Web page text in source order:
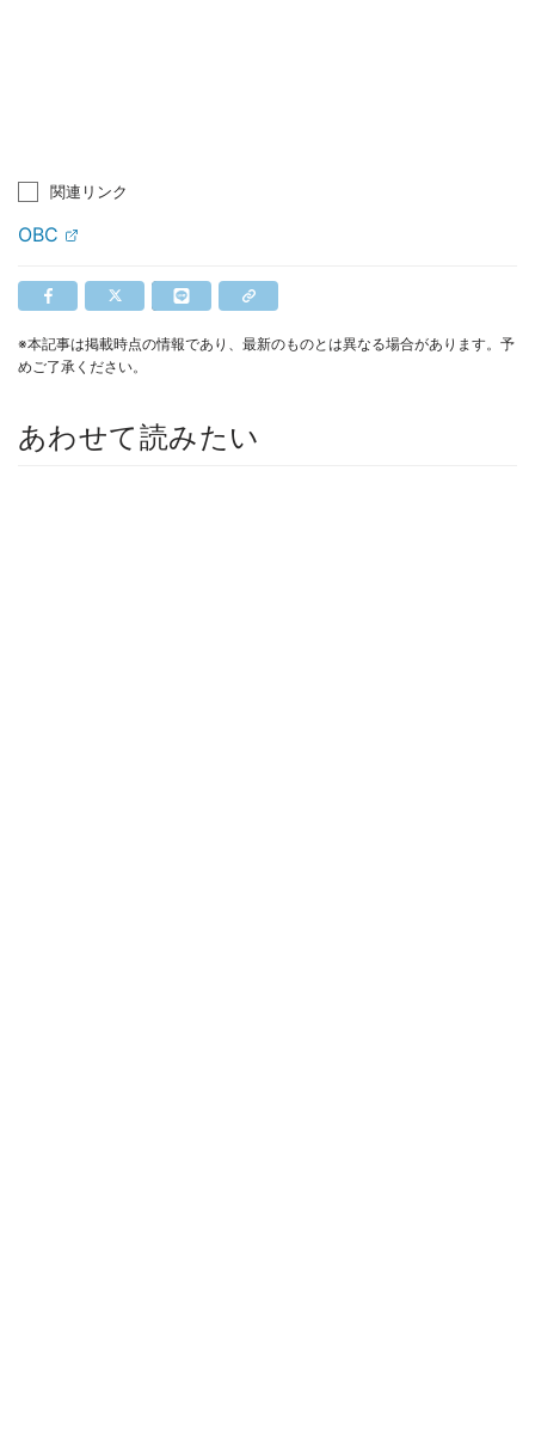
関連リンク
OBC
※本記事は掲載時点の情報であり、最新のものとは異なる場合があります。予
めご了承ください。
あわせて読みたい